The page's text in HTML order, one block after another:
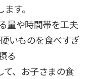
す。
量や時間帯を工夫
いものを食べすぎ
る
て、お子さまの食